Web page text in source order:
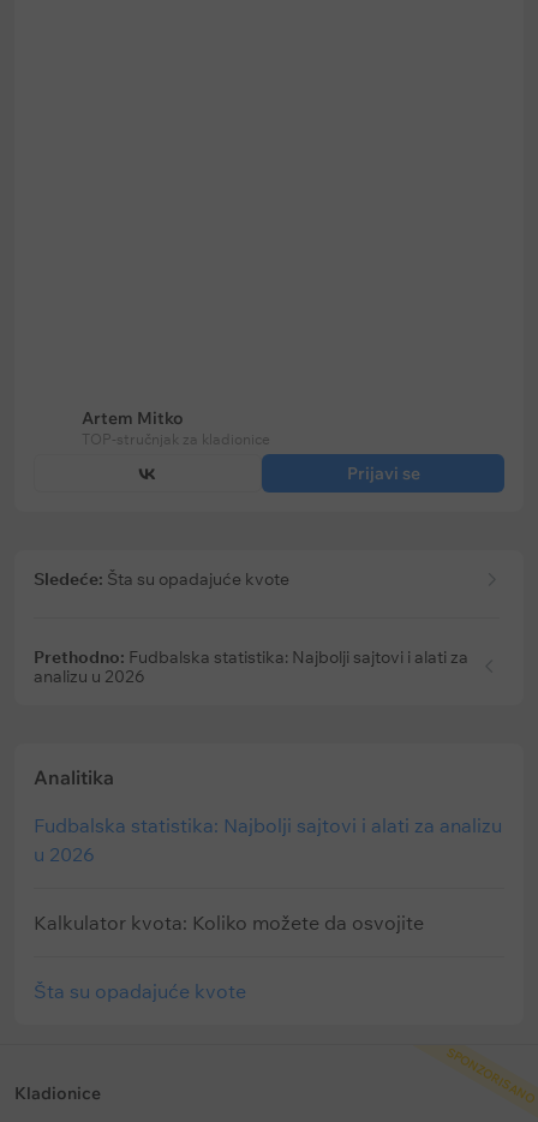
Artem Mitko
TOP-stručnjak za kladionice
Prijavi se
Prethodno: Fudbalska statistika: Najbolji sajtovi i alati za
analizu u 2026
Sledeće: Šta su opadajuće kvote
Analitika
Fudbalska statistika: Najbolji sajtovi i alati za analizu
u 2026
Kalkulator kvota: Koliko možete da osvojite
Šta su opadajuće kvote
SPONZORISANO
Kladionice